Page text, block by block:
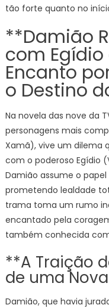
tão forte quanto no
**Damião
com Egídio
Encanto
o Destino
Na novela das nove da
personagens mais
Xamã), vive um dilema
com o poderoso Egídio
Damião assume o
prometendo lealdade
trama toma um rumo
encantado pela
também conhecida
**A Traição
de uma
Damião, que havia